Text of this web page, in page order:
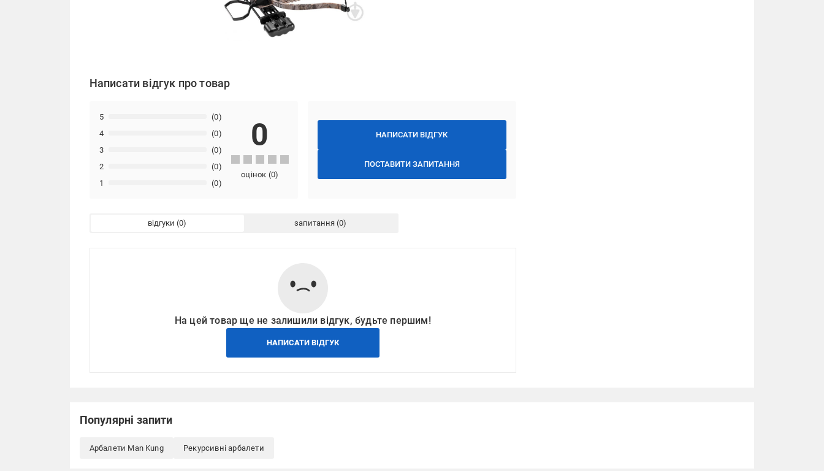
Написати відгук про товар
НАПИСАТИ ВІДГУК
ПОСТАВИТИ ЗАПИТАННЯ
1 (0)
2 (0)
3 (0)
4 (0)
5 (0)
0
оцінок (0)
відгуки запитання
На цей товар ще не залишили відгук, будьте першим!
НАПИСАТИ ВІДГУК
Популярні запити
Арбалети Man Kung Рекурсивні арбалети